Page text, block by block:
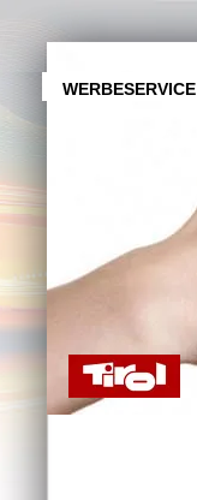
WERBESERVICE